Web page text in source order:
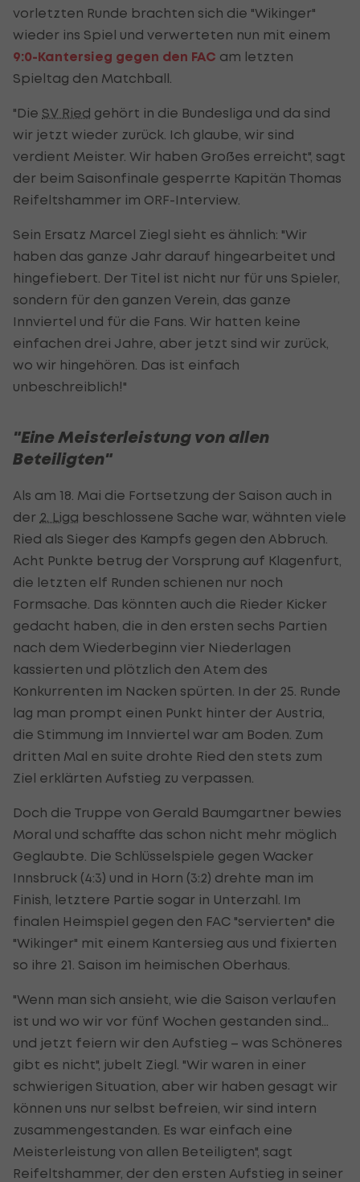
vorletzten Runde brachten sich die "Wikinger"
wieder ins Spiel und verwerteten nun mit einem
9:0-Kantersieg gegen den FAC am letzten
Spieltag den Matchball.
"Die SV Ried gehört in die Bundesliga und da sind
wir jetzt wieder zurück. Ich glaube, wir sind
verdient Meister. Wir haben Großes erreicht", sagt
der beim Saisonfinale gesperrte Kapitän Thomas
Reifeltshammer im ORF-Interview.
Sein Ersatz Marcel Ziegl sieht es ähnlich: "Wir
haben das ganze Jahr darauf hingearbeitet und
hingefiebert. Der Titel ist nicht nur für uns Spieler,
sondern für den ganzen Verein, das ganze
Innviertel und für die Fans. Wir hatten keine
einfachen drei Jahre, aber jetzt sind wir zurück,
wo wir hingehören. Das ist einfach
unbeschreiblich!"
"Eine Meisterleistung von allen
Beteiligten"
Als am 18. Mai die Fortsetzung der Saison auch in
der 2. Liga beschlossene Sache war, wähnten viele
Ried als Sieger des Kampfs gegen den Abbruch.
Acht Punkte betrug der Vorsprung auf Klagenfurt,
die letzten elf Runden schienen nur noch
Formsache. Das könnten auch die Rieder Kicker
gedacht haben, die in den ersten sechs Partien
nach dem Wiederbeginn vier Niederlagen
kassierten und plötzlich den Atem des
Konkurrenten im Nacken spürten. In der 25. Runde
lag man prompt einen Punkt hinter der Austria,
die Stimmung im Innviertel war am Boden. Zum
dritten Mal en suite drohte Ried den stets zum
Ziel erklärten Aufstieg zu verpassen.
Doch die Truppe von Gerald Baumgartner bewies
Moral und schaffte das schon nicht mehr möglich
Geglaubte. Die Schlüsselspiele gegen Wacker
Innsbruck (4:3) und in Horn (3:2) drehte man im
Finish, letztere Partie sogar in Unterzahl. Im
finalen Heimspiel gegen den FAC "servierten" die
"Wikinger" mit einem Kantersieg aus und fixierten
so ihre 21. Saison im heimischen Oberhaus.
"Wenn man sich ansieht, wie die Saison verlaufen
ist und wo wir vor fünf Wochen gestanden sind...
und jetzt feiern wir den Aufstieg – was Schöneres
gibt es nicht", jubelt Ziegl. "Wir waren in einer
schwierigen Situation, aber wir haben gesagt wir
können uns nur selbst befreien, wir sind intern
zusammengestanden. Es war einfach eine
Meisterleistung von allen Beteiligten", sagt
Reifeltshammer, der den ersten Aufstieg in seiner